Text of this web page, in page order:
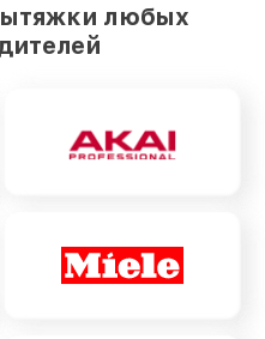
любых